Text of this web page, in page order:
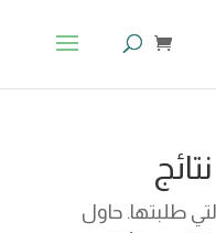
طلبتها. حاول